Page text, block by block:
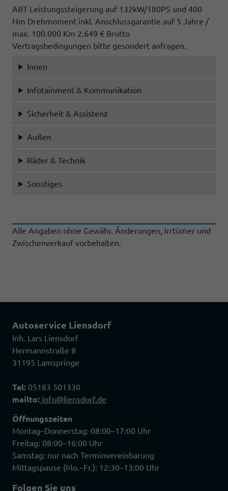
ABT Leistungssteigerung auf 132kW/180PS und 400
Nm Drehmoment inkl. Anschlussgarantie auf 5 Jahre /
max. 100.000 Km 2.649 € Brutto
Vertragsbedingungen bitte gesondert anfragen.
Innen
Infotainment & Kommunikation
Sicherheit & Assistenz
Außen
Räder & Technik
Sonstiges
Alle Angaben ohne Gewähr. Änderungen, Irrtümer und
Zwischenverkauf vorbehalten.
Autoservice Liensdorf
Inh. Lars Liensdorf
Hermannstraße 8
31195 Lamspringe
Tel: 05183 501330
mailto: info@liensdorf.de
Öffnungszeiten
Montag–Donnerstag: 08:00–17:00 Uhr
Freitag: 08:00–16:00 Uhr
Samstag: nur nach Terminvereinbarung
Mittagspause (Mo.–Fr.): 12:30–13:00 Uhr
Folgen Sie uns